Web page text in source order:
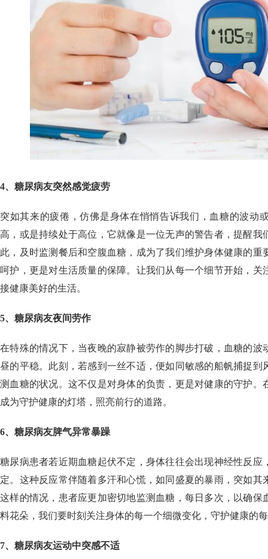
4、糖尿病友突然感觉疲劳
突如其来的疲倦，仿佛是身体在悄悄告诉我们，血糖的波动
高，或是持续处于高位，它就像是一位无声的警告者，提醒我
此，及时监测餐后和空腹血糖，成为了我们维护身体健康的重
呵护，更是对生活质量的保障。让我们从每一个细节开始，关
接健康美好的生活。
5、糖尿病友夜间劳作
在特殊的情况下，当夜晚的寂静被劳作的脚步打破，血糖的波
昼的平稳。此刻，若感到一丝不适，便如同敏感的船帆捕捉到
测血糖的状况。这不仅是对身体的负责，更是对健康的守护。
成为守护健康的灯塔，照亮前行的道路。
6、糖尿病友脾气异常暴躁
糖尿病患者若近期血糖起伏不定，身体往往会出现神经性反应
定。这种反应常伴随着多汗和心慌，如同盛夏的暴雨，突如其
这样的情况，患者应更加密切地监测血糖，每日多次，以确保
料花朵，我们要时刻关注身体的每一个细微变化，守护健康的
7、糖尿病友运动中突感不适